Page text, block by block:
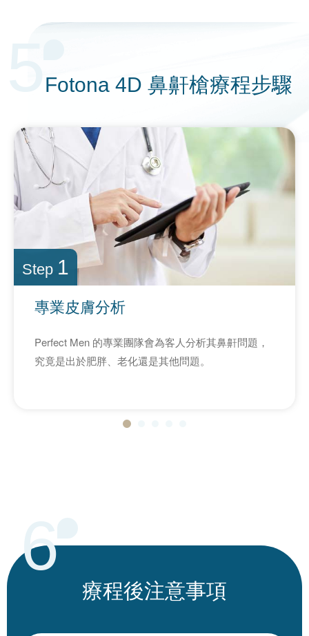
Fotona 4D 鼻鼾槍療程步驟
Step 1
專業皮膚分析
Perfect Men 的專業團隊會為客人分析其鼻鼾問題，
究竟是出於肥胖、老化還是其他問題。
6
療程後注意事項